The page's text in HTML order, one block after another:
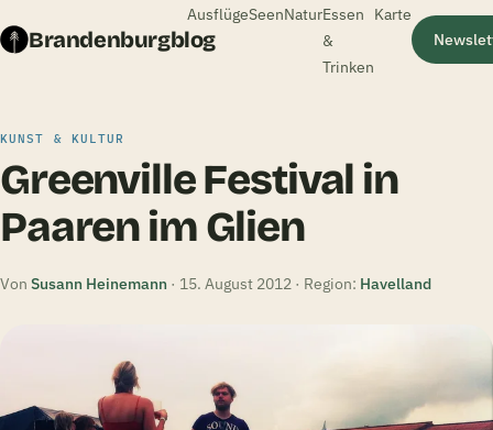
Brandenburgblog
AusflügeSeenNaturEssen
&
Trinken
Karte
KUNST & KULTUR
Greenville Festival in
Paaren im Glien
Von Susann Heinemann · 15. August 2012 · Region: Havelland